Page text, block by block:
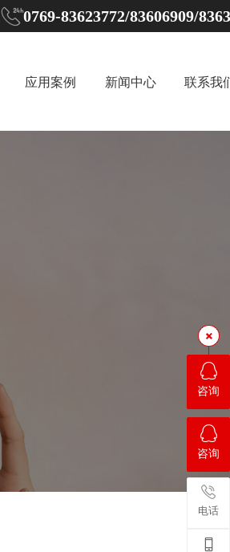
0769-83623772/83606909/
应用案例 新闻中心 联系我
咨询
咨询
电话
